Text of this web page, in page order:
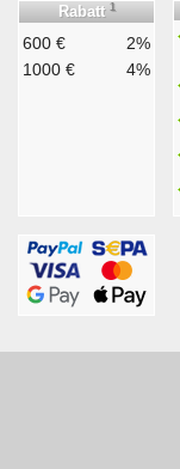
Rabatt 1
600 €
2%
1000 €
4%